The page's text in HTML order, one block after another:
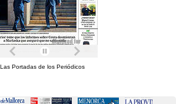
Las Portadas de los Periódicos